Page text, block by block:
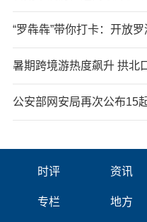
“罗犇犇”带你打卡：开放
暑期跨境游热度飙升 拱北
公安部网安局再次公布15
时评 资讯
专栏 地方